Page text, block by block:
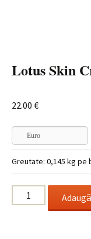
Lotus Skin
22.00 €
Euro
Greutate: 0,145 kg pe
Cantitate
Lotus